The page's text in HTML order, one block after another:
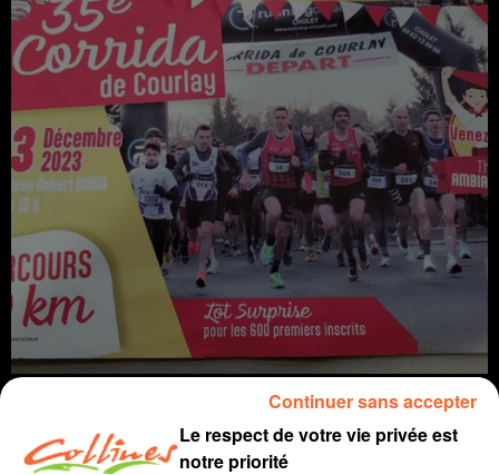
Le respect de votre vie privée est
notre priorité
Continuer sans accepter